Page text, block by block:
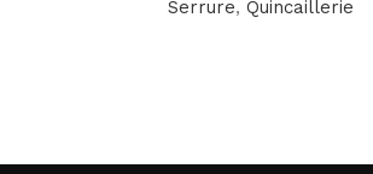
Serrure, Quincaillerie